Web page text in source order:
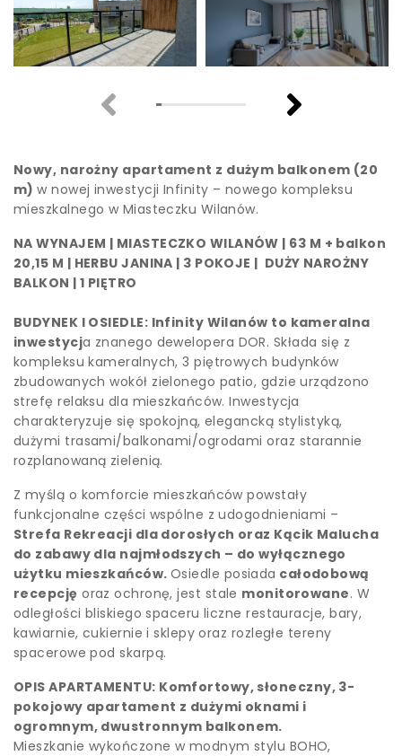
Nowy, narożny apartament z dużym balkonem (20
m)w nowej inwestycji Infinity – nowego kompleksu
mieszkalnego w Miasteczku Wilanów.
NA WYNAJEM | MIASTECZKO WILANÓW | 63 M + balkon
20,15 M | HERBU JANINA | 3 POKOJE | DUŻY NAROŻNY
BALKON | 1 PIĘTRO
BUDYNEK I OSIEDLE: Infinity Wilanów to kameralna
inwestycja znanego dewelopera DOR. Składa się z
kompleksu kameralnych, 3 piętrowych budynków
zbudowanych wokół zielonego patio, gdzie urządzono
strefę relaksu dla mieszkańców. Inwestycja
charakteryzuje się spokojną, elegancką stylistyką,
dużymi trasami/balkonami/ogrodami oraz starannie
rozplanowaną zielenią.
Z myślą o komforcie mieszkańców powstały
funkcjonalne części wspólne z udogodnieniami –
Strefa Rekreacji dla dorosłych oraz Kącik Malucha
do zabawy dla najmłodszych – do wyłącznego
użytku mieszkańców. Osiedle posiada całodobową
recepcję oraz ochronę, jest stale monitorowane. W
odległości bliskiego spaceru liczne restauracje, bary,
kawiarnie, cukiernie i sklepy oraz rozległe tereny
spacerowe pod skarpą.
OPIS APARTAMENTU: Komfortowy, słoneczny, 3-
pokojowy apartament z dużymi oknami i
ogromnym, dwustronnym balkonem.
Mieszkanie wykończone w modnym stylu BOHO,